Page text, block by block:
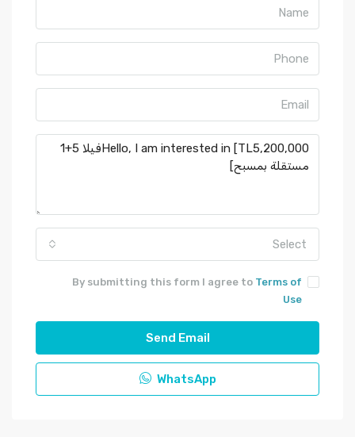
Select
By submitting this form I agree to Terms of
Use
Send Email
WhatsApp